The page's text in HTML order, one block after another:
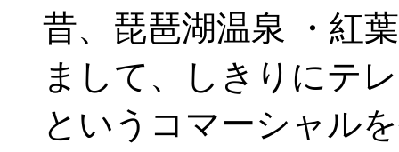
昔、琵琶湖温泉 ・紅
まして、しきりにテ
というコマーシャル